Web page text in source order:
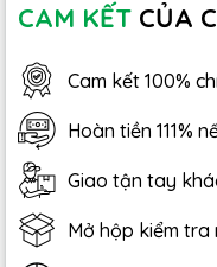
CAM KẾT CỦA
Cam kết 100%
Hoàn tiền 111%
Giao tận tay
Mở hộp kiểm tra